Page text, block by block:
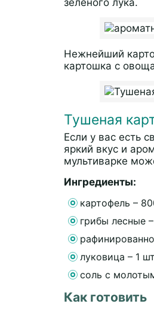
зеленого лука.
Нежнейший
картошка с
Тушеная
Если у вас есть
яркий вкус и
мультиварке
Ингредиенты:
картофель –
грибы лесные
луковица – 1
соль с
Как готовить